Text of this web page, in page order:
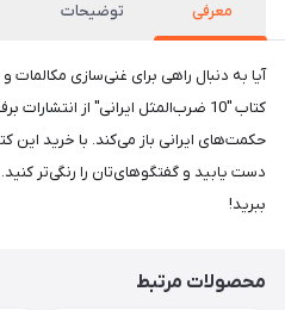
معرفی توضیحات
آیا به دنبال راهی برای غنی‌سازی
کتاب "10 ضرب‌المثل ایرانی" از
حکمت‌های ایرانی باز می‌کند. با خرید این
دست یابید و گفتگوهای‌تان را رنگی‌تر
ببرید!
محصولات مرتبط